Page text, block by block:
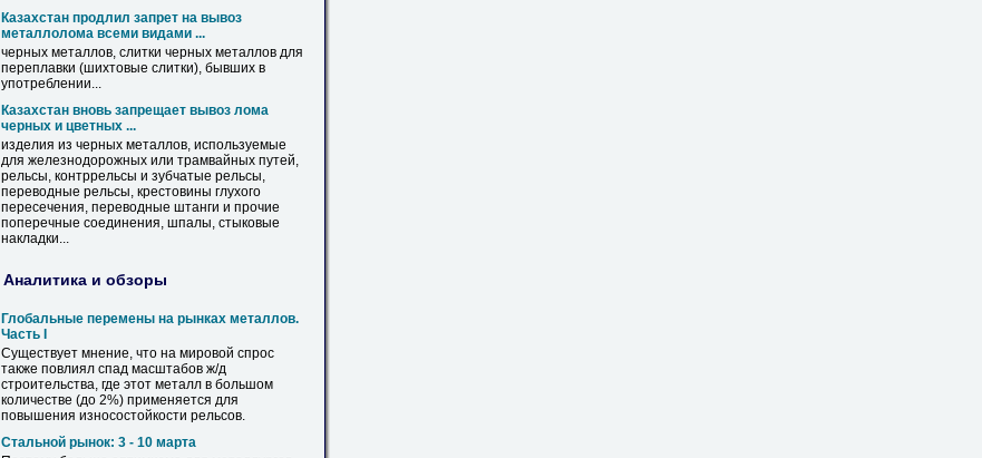
Казахстан продлил запрет на вывоз
металлолома всеми видами ...
черных металлов, слитки черных металлов для
переплавки (шихтовые слитки), бывших в
употреблении...
Казахстан вновь запрещает вывоз лома
черных и цветных ...
изделия из черных металлов, используемые
для железнодорожных или трамвайных путей,
рельсы, контррельсы и зубчатые рельсы,
переводные рельсы, крестовины глухого
пересечения, переводные штанги и прочие
поперечные соединения, шпалы, стыковые
накладки...
Аналитика и обзоры
Глобальные перемены на рынках металлов.
Часть I
Существует мнение, что на мировой спрос
также повлиял спад масштабов ж/д
строительства, где этот металл в большом
количестве (до 2%) применяется для
повышения износостойкости рельсов.
Стальной рынок: 3 - 10 марта